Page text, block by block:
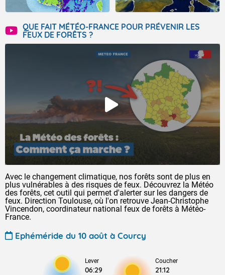
QUE FAIT MÉTÉO-FRANCE POUR PRÉVENIR LES
FEUX DE FORÊTS ?
Avec le changement climatique, nos forêts sont de plus en
plus vulnérables à des risques de feux. Découvrez la Météo
des forêts, cet outil qui permet d'alerter sur les dangers de
feux. Direction Toulouse, où l'on retrouve Jean-Christophe
Vincendon, coordinateur national feux de forêts à Météo-
France.
Ephéméride du 10 août à Courcy
Lever
06:29
Coucher
21:12